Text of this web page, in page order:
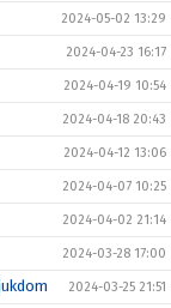
2024-05-02 13:29
2024-04-23 16:17
2024-04-19 10:54
2024-04-18 20:43
2024-04-12 13:06
2024-04-07 10:25
2024-04-02 21:14
2024-03-28 17:00
2024-03-25 21:51